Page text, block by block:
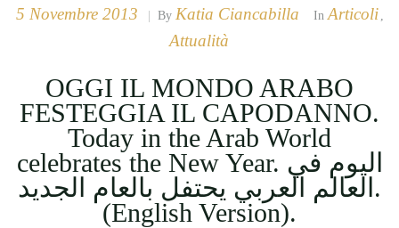
5 Novembre 2013 By Katia Ciancabilla InArticoli ,
Attualità
OGGI IL MONDO ARABO
FESTEGGIA IL CAPODANNO.
Today in the Arab World
celebrates the New Year. اليوم في
العالم العربي يحتفل بالعام الجديد.
(English Version).